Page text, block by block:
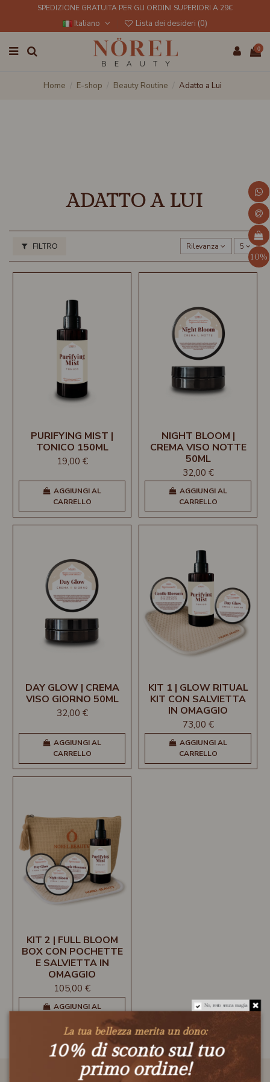
SPEDIZIONE GRATUITA PER GLI ORDINI SUPERIORI A 29€
Italiano Lista dei desideri (0)
0
Home E-shop Beauty Routine Adatto a Lui
ADATTO A LUI
FILTRO Rilevanza 5
PURIFYING MIST |
TONICO 150ML
19,00 €
AGGIUNGI AL
CARRELLO
NIGHT BLOOM |
CREMA VISO NOTTE
50ML
32,00 €
AGGIUNGI AL
CARRELLO
DAY GLOW | CREMA
VISO GIORNO 50ML
32,00 €
AGGIUNGI AL
CARRELLO
KIT 1 | GLOW RITUAL
KIT CON SALVIETTA
IN OMAGGIO
73,00 €
AGGIUNGI AL
CARRELLO
KIT 2 | FULL BLOOM
BOX CON POCHETTE
E SALVIETTA IN
OMAGGIO
105,00 €
AGGIUNGI AL
No, resto senza magia
La tua bellezza merita un dono:
10% di sconto sul tuo
primo ordine!
10%